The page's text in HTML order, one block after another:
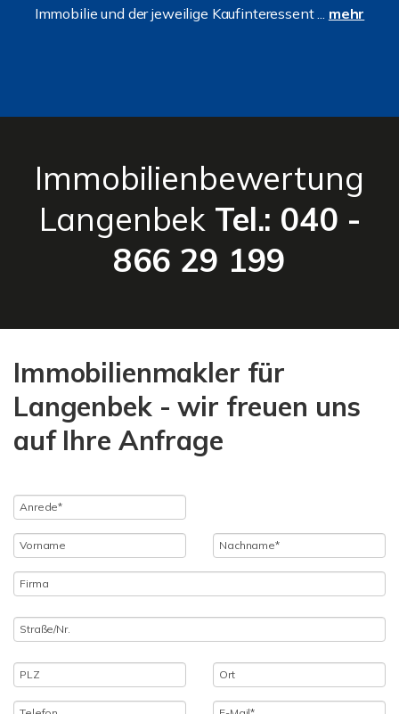
Immobilie und der jeweilige Kaufinteressent ... mehr
Immobilienbewertung
Langenbek Tel.: 040 -
866 29 199
Immobilienmakler für
Langenbek - wir freuen uns
auf Ihre Anfrage